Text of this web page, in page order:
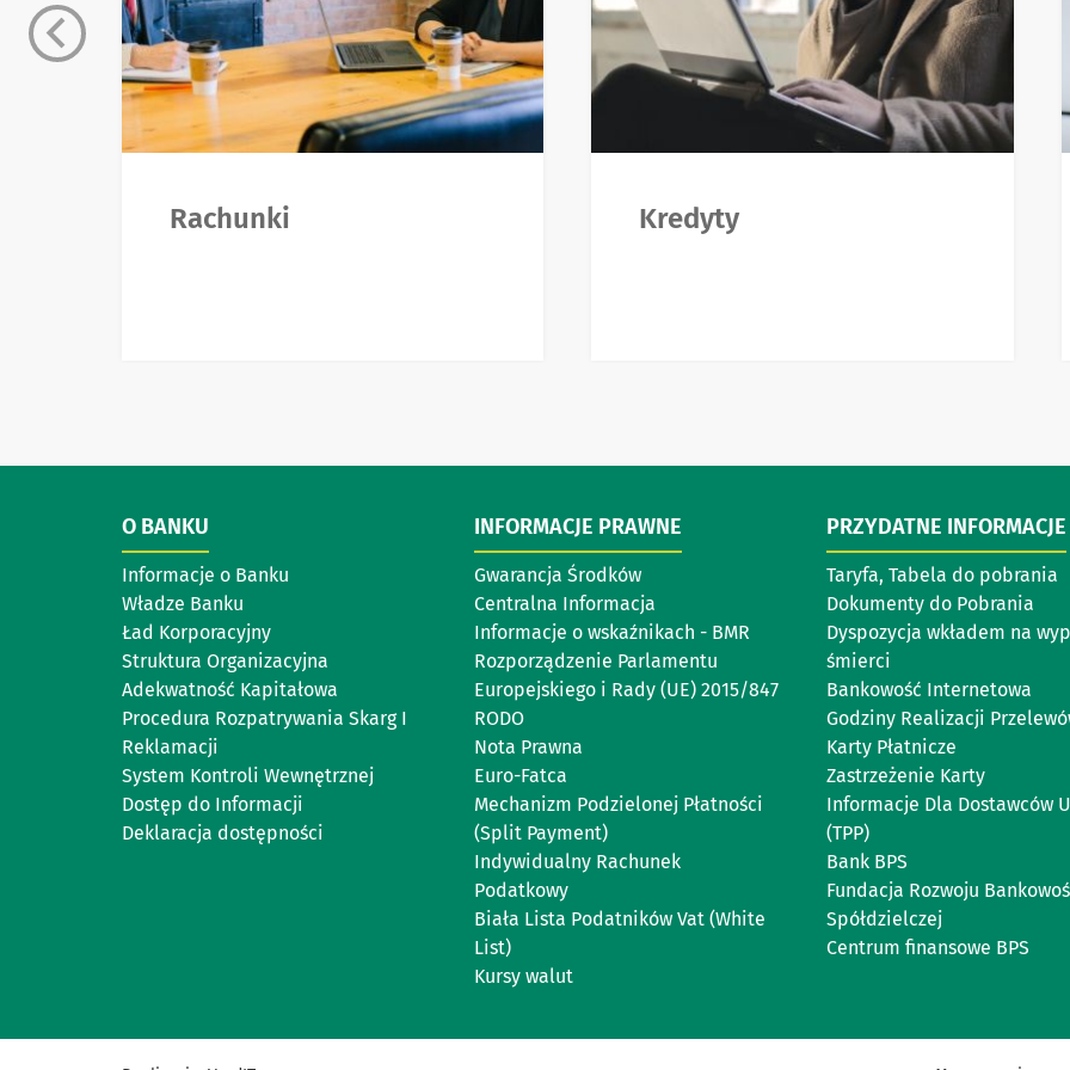
Rachunki Kredyty
O BANKU
Informacje o Banku
Władze Banku
Ład Korporacyjny
Struktura Organizacyjna
Adekwatność Kapitałowa
Procedura Rozpatrywania Skarg I
Reklamacji
System Kontroli Wewnętrznej
Dostęp do Informacji
Deklaracja dostępności
INFORMACJE PRAWNE
Gwarancja Środków
Centralna Informacja
Informacje o wskaźnikach - BMR
Rozporządzenie Parlamentu
Europejskiego i Rady (UE) 2015/847
RODO
Nota Prawna
Euro-Fatca
Mechanizm Podzielonej Płatności
(Split Payment)
Indywidualny Rachunek
Podatkowy
Biała Lista Podatników Vat (White
List)
Kursy walut
PRZYDATNE INFORMACJE
Taryfa, Tabela do pobrania
Dokumenty do Pobrania
Dyspozycja wkładem na
śmierci
Bankowość Internetowa
Godziny Realizacji
Karty Płatnicze
Zastrzeżenie Karty
Informacje Dla Dostawców
(TPP)
Bank BPS
Fundacja Rozwoju
Spółdzielczej
Centrum finansowe BPS